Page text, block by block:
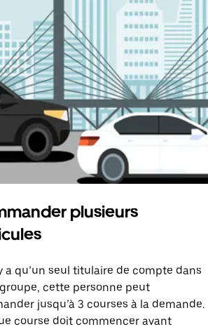
plusieurs
a qu’un seul titulaire de compte dans
cette personne peut
jusqu’à 3 courses à la demande.
course doit commencer avant